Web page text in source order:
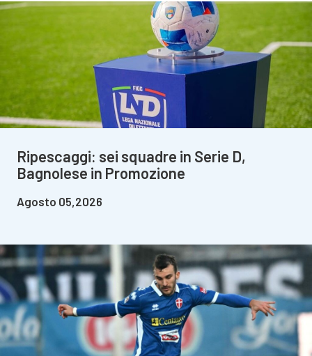
Ripescaggi: sei squadre in Serie D,
Bagnolese in Promozione
Agosto 05,2026